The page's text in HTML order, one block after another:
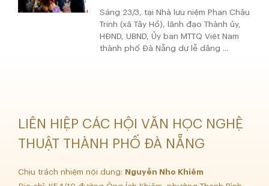
Sáng 23/3, tại Nhà lưu niệm Phan Châu
Trinh (xã Tây Hồ), lãnh đạo Thành ủy,
HĐND, UBND, Ủy ban MTTQ Việt Nam
thành phố Đà Nẵng dự lễ dâng ...
LIÊN HIỆP CÁC HỘI VĂN HỌC NGHỆ
THUẬT THÀNH PHỐ ĐÀ NẴNG
Chịu trách nhiệm nội dung: Nguyễn Nho Khiêm